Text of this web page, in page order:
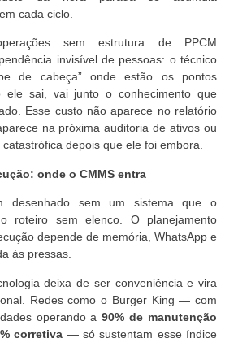
cada ciclo.
sem estrutura de PPCM
invisível de pessoas: o técnico
de cabeça” onde estão os pontos
ele sai, vai junto o conhecimento que
Esse custo não aparece no relatório
na próxima auditoria de ativos ou
depois que ele foi embora.
onde o CMMS entra
desenhado sem um sistema que o
roteiro sem elenco. O planejamento
depende de memória, WhatsApp e
às pressas.
deixa de ser conveniência e vira
Redes como o Burger King — com
operando a90% de manutenção
corretiva — só sustentam esse índice